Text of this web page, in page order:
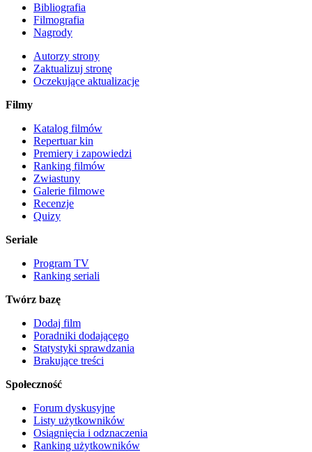
Bibliografia
Filmografia
Nagrody
Autorzy strony
Zaktualizuj stronę
Oczekujące aktualizacje
Filmy
Katalog filmów
Repertuar kin
Premiery i zapowiedzi
Ranking filmów
Zwiastuny
Galerie filmowe
Recenzje
Quizy
Seriale
Program TV
Ranking seriali
Twórz bazę
Dodaj film
Poradniki dodającego
Statystyki sprawdzania
Brakujące treści
Społeczność
Forum dyskusyjne
Listy użytkowników
Osiągnięcia i odznaczenia
Ranking użytkowników